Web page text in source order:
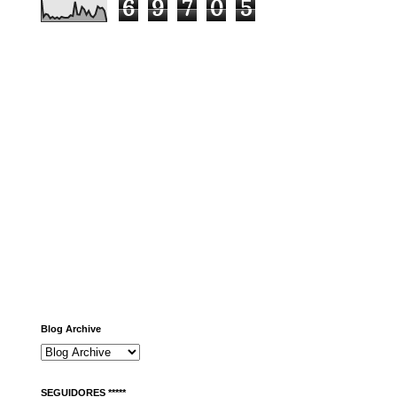
6 9 7 0 5
Blog Archive
SEGUIDORES *****